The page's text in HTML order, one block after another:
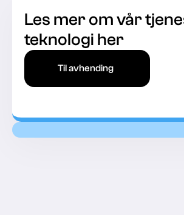
Les mer om vår
teknologi her
Til avhending